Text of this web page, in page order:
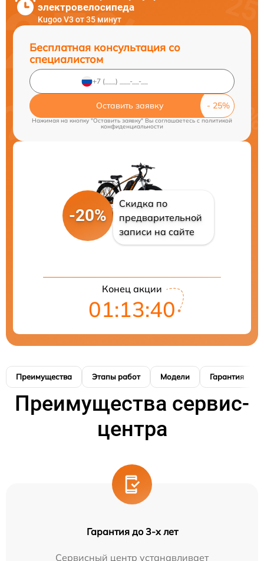
электровелосипеда
Kugoo V3 от 35 минут
Бесплатная консультация со
специалистом
Оставить заявку
Нажимая на кнопку "Оставить заявку" Вы соглашаетесь cполитикой
конфиденциальности
-20%
Скидка по
предварительной
записи на сайте
Конец акции
01:13:40
Преимущества Этапы работ Модели Гарантия
Преимущества сервис-
центра
Гарантия до 3-х лет
Сервисный центр устанавливает